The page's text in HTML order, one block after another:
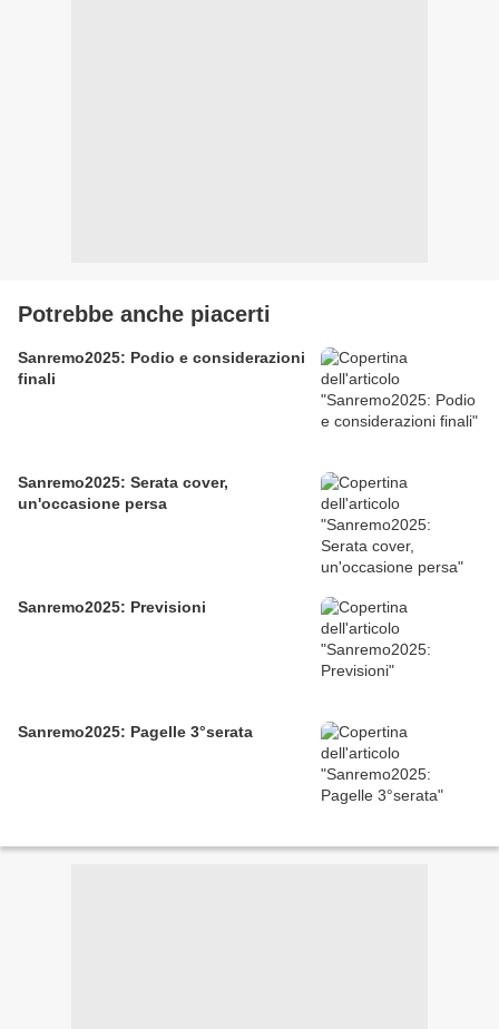
Potrebbe anche piacerti
Sanremo2025: Podio e considerazioni
finali
Sanremo2025: Serata cover,
un'occasione persa
Sanremo2025: Previsioni
Sanremo2025: Pagelle 3°serata